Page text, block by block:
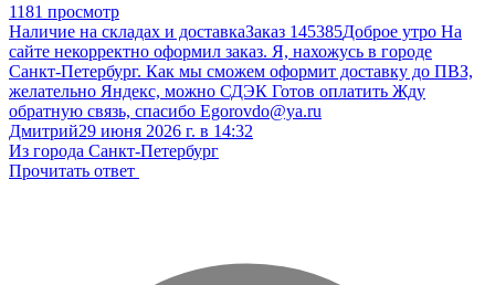
1181 просмотр
Наличие на складах и доставкаЗаказ 145385Доброе утро На
сайте некорректно оформил заказ. Я, нахожусь в городе
Санкт-Петербург. Как мы сможем оформит доставку до ПВЗ,
желательно Яндекс, можно СДЭК Готов оплатить Жду
обратную связь, спасибо Egorovdo@ya.ru
Дмитрий29 июня 2026 г. в 14:32
Из города Санкт-Петербург
Прочитать ответ